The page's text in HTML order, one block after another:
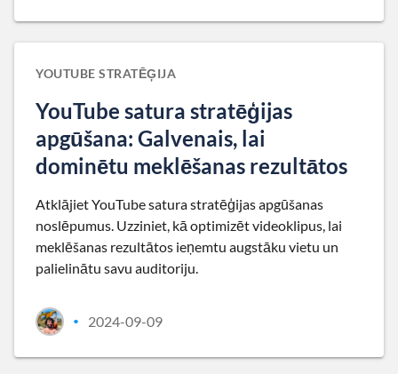
YOUTUBE STRATĒĢIJA
YouTube satura stratēģijas
apgūšana: Galvenais, lai
dominētu meklēšanas rezultātos
Atklājiet YouTube satura stratēģijas apgūšanas
noslēpumus. Uzziniet, kā optimizēt videoklipus, lai
meklēšanas rezultātos ieņemtu augstāku vietu un
palielinātu savu auditoriju.
• 2024-09-09